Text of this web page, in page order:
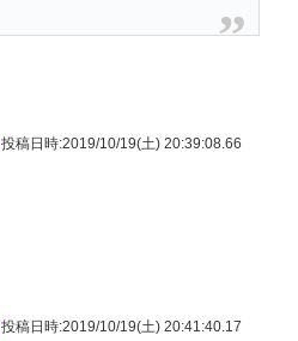
投稿日時:2019/10/19(土) 20:39:08.66
投稿日時:2019/10/19(土) 20:41:40.17